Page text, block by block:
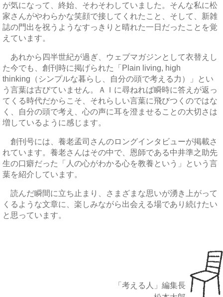
が気になって、終始、そわそわしていました。そんな私に松
家さんがやわらかな笑顔で接してくれたこと、そして、新雑
誌の門出を祝うようなすっきりと晴れた一日だったことを覚
えています。
あれから四半世紀が過ぎ、ウェブマガジンとして衣替えし
た今でも、創刊時に掲げられた「Plain living, high
thinking（シンプルな暮らし、自分の頭で考える力）」とい
う言葉は古びていません。ＡＩに尋ねれば瞬時に答えが返っ
てくる時代だからこそ、それらしい言葉に飛びつくのではな
く、自分の頭で考え、心の声に耳を澄ませることの大切さは
増しているように感じます。
創刊号には、養老孟司さんのロングインタビューが掲載さ
れています。養老さんはその中で、恩師である中井準之助先
生の口癖だった「人の心がわかる心を教養という」という言
葉を紹介しています。
読んだ瞬間に立ち止まり、さまざまな思いが湧き上がって
くるような文章に、楽しみながら出会える場であり続けたい
と思っています。
「考える人」編集長